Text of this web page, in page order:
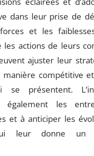
dans leur prise de
et les
les actions de leurs
ajuster leur
compétitive
se présentent.
également les
et à anticiper les
leur donne un